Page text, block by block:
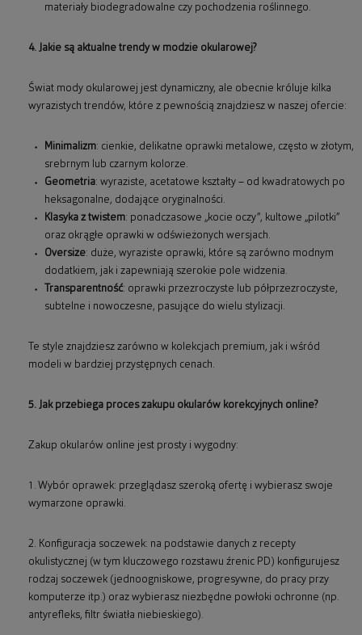
materiały biodegradowalne czy pochodzenia roślinnego.
4. Jakie są aktualne trendy w modzie okularowej?
Świat mody okularowej jest dynamiczny, ale obecnie króluje kilka
wyrazistych trendów, które z pewnością znajdziesz w naszej ofercie:
Minimalizm: cienkie, delikatne oprawki metalowe, często w złotym,
srebrnym lub czarnym kolorze.
Geometria: wyraziste, acetatowe kształty – od kwadratowych po
heksagonalne, dodające oryginalności.
Klasyka z twistem: ponadczasowe „kocie oczy”, kultowe „pilotki”
oraz okrągłe oprawki w odświeżonych wersjach.
Oversize: duże, wyraziste oprawki, które są zarówno modnym
dodatkiem, jak i zapewniają szerokie pole widzenia.
Transparentność: oprawki przezroczyste lub półprzezroczyste,
subtelne i nowoczesne, pasujące do wielu stylizacji.
Te style znajdziesz zarówno w kolekcjach premium, jak i wśród
modeli w bardziej przystępnych cenach.
5. Jak przebiega proces zakupu okularów korekcyjnych online?
Zakup okularów online jest prosty i wygodny:
1. Wybór oprawek: przeglądasz szeroką ofertę i wybierasz swoje
wymarzone oprawki.
2. Konfiguracja soczewek: na podstawie danych z recepty
okulistycznej (w tym kluczowego rozstawu źrenic PD) konfigurujesz
rodzaj soczewek (jednoogniskowe, progresywne, do pracy przy
komputerze itp.) oraz wybierasz niezbędne powłoki ochronne (np.
antyrefleks, filtr światła niebieskiego).